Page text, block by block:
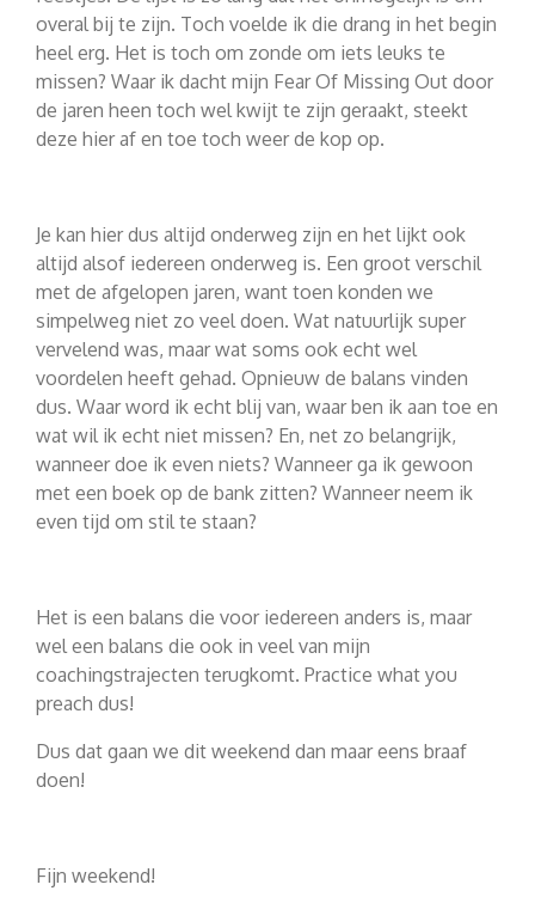
overal bij te zijn. Toch voelde ik die drang in het begin
heel erg. Het is toch om zonde om iets leuks te
missen? Waar ik dacht mijn Fear Of Missing Out door
de jaren heen toch wel kwijt te zijn geraakt, steekt
deze hier af en toe toch weer de kop op.
Je kan hier dus altijd onderweg zijn en het lijkt ook
altijd alsof iedereen onderweg is. Een groot verschil
met de afgelopen jaren, want toen konden we
simpelweg niet zo veel doen. Wat natuurlijk super
vervelend was, maar wat soms ook echt wel
voordelen heeft gehad. Opnieuw de balans vinden
dus. Waar word ik echt blij van, waar ben ik aan toe en
wat wil ik echt niet missen? En, net zo belangrijk,
wanneer doe ik even niets? Wanneer ga ik gewoon
met een boek op de bank zitten? Wanneer neem ik
even tijd om stil te staan?
Het is een balans die voor iedereen anders is, maar
wel een balans die ook in veel van mijn
coachingstrajecten terugkomt. Practice what you
preach dus!
Dus dat gaan we dit weekend dan maar eens braaf
doen!
Fijn weekend!